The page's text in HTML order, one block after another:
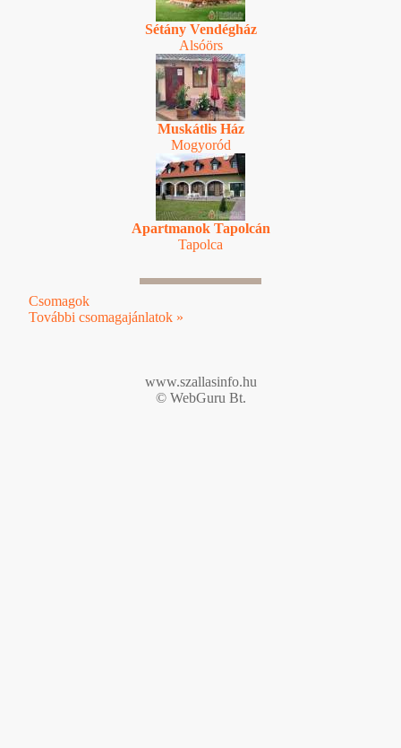
Sétány Vendégház
Alsóörs
Muskátlis Ház
Mogyoród
Apartmanok Tapolcán
Tapolca
Csomagok
További csomagajánlatok »
www.szallasinfo.hu
© WebGuru Bt.